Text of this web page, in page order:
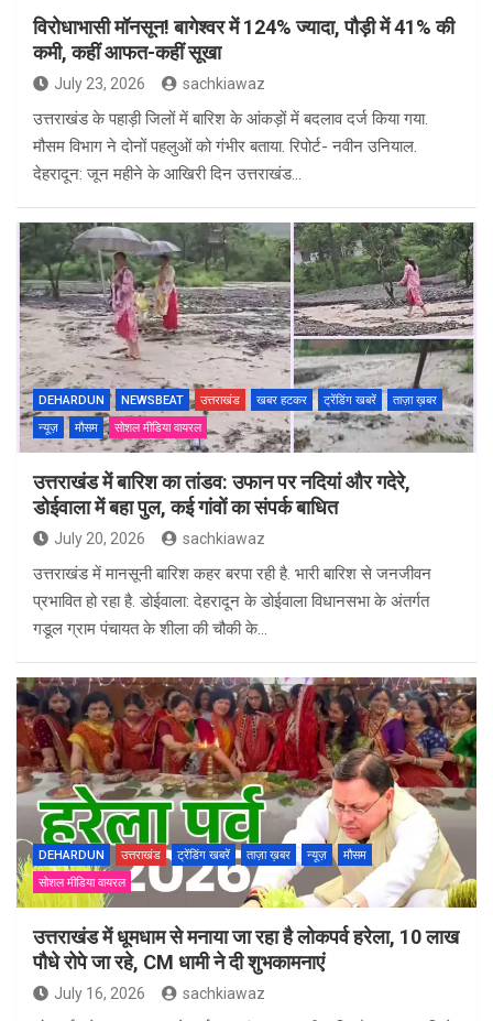
विरोधाभासी मॉनसून! बागेश्वर में 124% ज्यादा, पौड़ी में 41% की
कमी, कहीं आफत-कहीं सूखा
July 23, 2026 sachkiawaz
उत्तराखंड के पहाड़ी जिलों में बारिश के आंकड़ों में बदलाव दर्ज किया गया.
मौसम विभाग ने दोनों पहलुओं को गंभीर बताया. रिपोर्ट- नवीन उनियाल.
देहरादून: जून महीने के आखिरी दिन उत्तराखंड…
DEHARDUN NEWSBEAT उत्तराखंड खबर हटकर ट्रेंडिंग खबरें
ताज़ा ख़बर
न्यूज़
मौसम सोशल मीडिया वायरल
उत्तराखंड में बारिश का तांडव: उफान पर नदियां और गदेरे,
डोईवाला में बहा पुल, कई गांवों का संपर्क बाधित
July 20, 2026 sachkiawaz
उत्तराखंड में मानसूनी बारिश कहर बरपा रही है. भारी बारिश से जनजीवन
प्रभावित हो रहा है. डोईवाला: देहरादून के डोईवाला विधानसभा के अंतर्गत
गडूल ग्राम पंचायत के शीला की चौकी के…
DEHARDUN उत्तराखंड ट्रेंडिंग खबरें ताज़ा ख़बर न्यूज़
मौसम
सोशल मीडिया वायरल
उत्तराखंड में धूमधाम से मनाया जा रहा है लोकपर्व हरेला, 10 लाख
पौधे रोपे जा रहे, CM धामी ने दी शुभकामनाएं
July 16, 2026 sachkiawaz